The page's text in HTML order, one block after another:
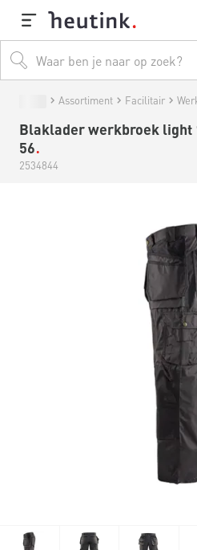
Assortiment Facilitair
Blaklader werkbroek
56
2534844